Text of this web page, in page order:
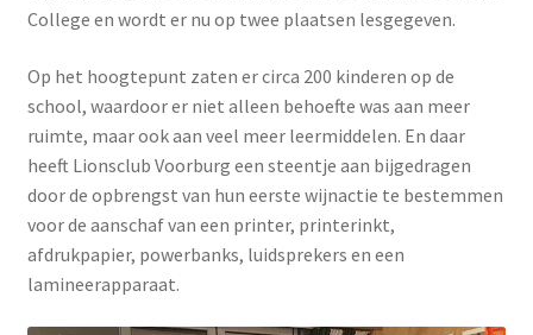
College en wordt er nu op twee plaatsen lesgegeven.
Op het hoogtepunt zaten er circa 200 kinderen op de
school, waardoor er niet alleen behoefte was aan meer
ruimte, maar ook aan veel meer leermiddelen. En daar
heeft Lionsclub Voorburg een steentje aan bijgedragen
door de opbrengst van hun eerste wijnactie te bestemmen
voor de aanschaf van een printer, printerinkt,
afdrukpapier, powerbanks, luidsprekers en een
lamineerapparaat.